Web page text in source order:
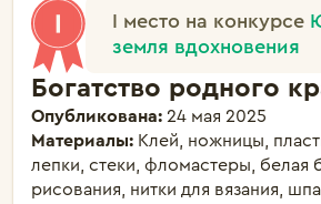
I место на конкурсе
земля вдохновения
Богатство родного
Опубликована: 24 мая 2025
Материалы: Клей, ножницы,
лепки, стеки, фломастеры, белая
рисования, нитки для вязания,